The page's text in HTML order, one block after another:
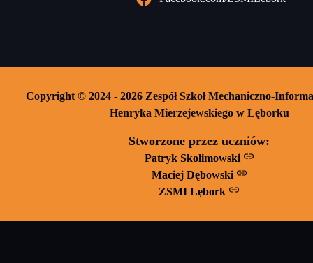
Copyright © 2024 - 2026 Zespół Szkoł Mechaniczno-
Henryka Mierzejewskiego w Lęborku
Stworzone przez uczniów:
Patryk Skolimowski
Maciej Dębowski
ZSMI Lębork